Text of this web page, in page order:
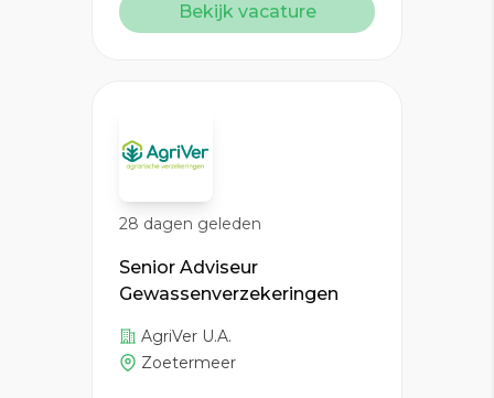
Bekijk vacature
28 dagen geleden
Senior Adviseur
Gewassenverzekeringen
AgriVer U.A.
Zoetermeer